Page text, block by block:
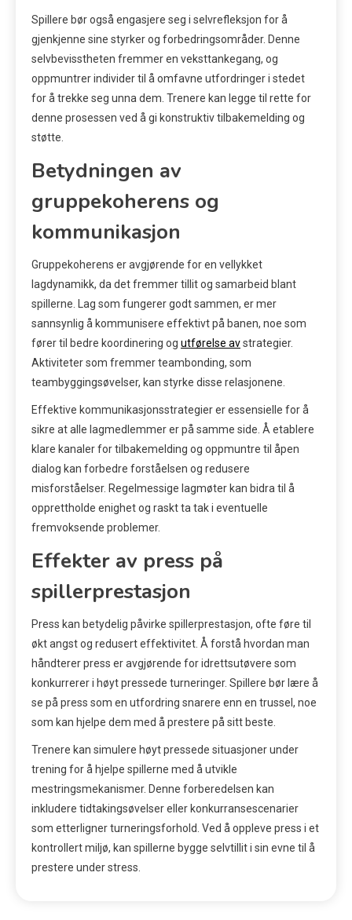
Spillere bør også engasjere seg i selvrefleksjon for å
gjenkjenne sine styrker og forbedringsområder. Denne
selvbevisstheten fremmer en veksttankegang, og
oppmuntrer individer til å omfavne utfordringer i stedet
for å trekke seg unna dem. Trenere kan legge til rette for
denne prosessen ved å gi konstruktiv tilbakemelding og
støtte.
Betydningen av
gruppekoherens og
kommunikasjon
Gruppekoherens er avgjørende for en vellykket
lagdynamikk, da det fremmer tillit og samarbeid blant
spillerne. Lag som fungerer godt sammen, er mer
sannsynlig å kommunisere effektivt på banen, noe som
fører til bedre koordinering og utførelse avstrategier.
Aktiviteter som fremmer teambonding, som
teambyggingsøvelser, kan styrke disse relasjonene.
Effektive kommunikasjonsstrategier er essensielle for å
sikre at alle lagmedlemmer er på samme side. Å etablere
klare kanaler for tilbakemelding og oppmuntre til åpen
dialog kan forbedre forståelsen og redusere
misforståelser. Regelmessige lagmøter kan bidra til å
opprettholde enighet og raskt ta tak i eventuelle
fremvoksende problemer.
Effekter av press på
spillerprestasjon
Press kan betydelig påvirke spillerprestasjon, ofte føre til
økt angst og redusert effektivitet. Å forstå hvordan man
håndterer press er avgjørende for idrettsutøvere som
konkurrerer i høyt pressede turneringer. Spillere bør lære å
se på press som en utfordring snarere enn en trussel, noe
som kan hjelpe dem med å prestere på sitt beste.
Trenere kan simulere høyt pressede situasjoner under
trening for å hjelpe spillerne med å utvikle
mestringsmekanismer. Denne forberedelsen kan
inkludere tidtakingsøvelser eller konkurransescenarier
som etterligner turneringsforhold. Ved å oppleve press i et
kontrollert miljø, kan spillerne bygge selvtillit i sin evne til å
prestere under stress.